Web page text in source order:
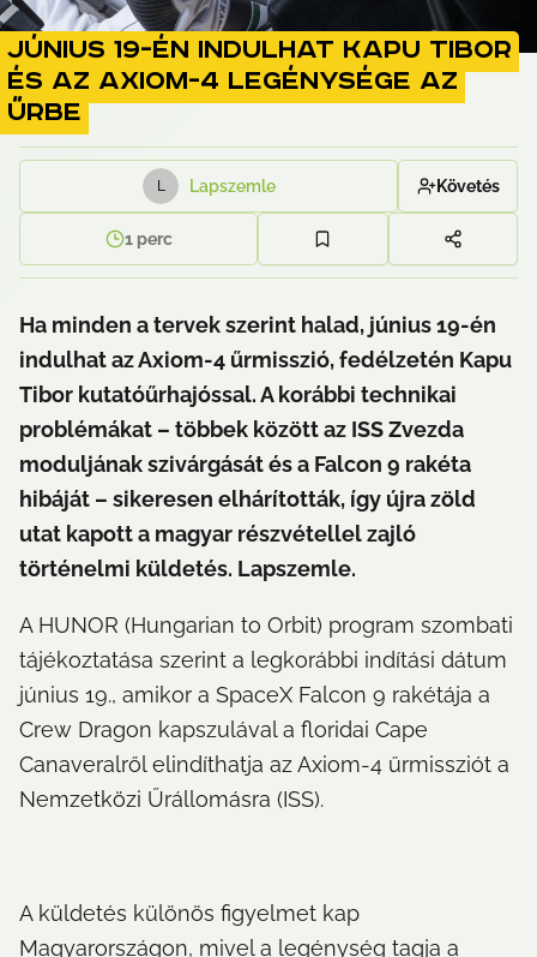
Június 19-én indulhat Kapu Tibor
és az Axiom-4 legénysége az
űrbe
L Lapszemle Követés
1perc
Ha minden a tervek szerint halad, június 19-én
indulhat az Axiom-4 űrmisszió, fedélzetén Kapu
Tibor kutatóűrhajóssal. A korábbi technikai
problémákat – többek között az ISS Zvezda
moduljának szivárgását és a Falcon 9 rakéta
hibáját – sikeresen elhárították, így újra zöld
utat kapott a magyar részvétellel zajló
történelmi küldetés. Lapszemle.
A HUNOR (Hungarian to Orbit) program szombati
tájékoztatása szerint a legkorábbi indítási dátum
június 19., amikor a SpaceX Falcon 9 rakétája a
Crew Dragon kapszulával a floridai Cape
Canaveralről elindíthatja az Axiom-4 űrmissziót a
Nemzetközi Űrállomásra (ISS).
A küldetés különös figyelmet kap
Magyarországon, mivel a legénység tagja a